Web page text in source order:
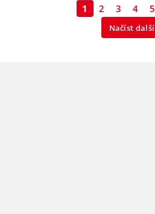
Načíst další
1 2 3 4 5